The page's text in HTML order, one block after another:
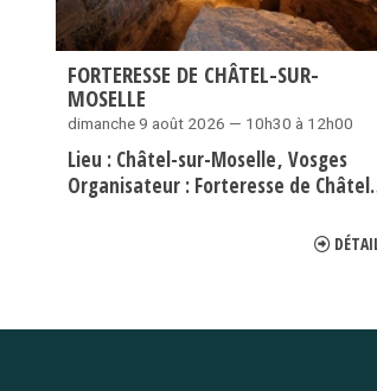
FORTERESSE DE CHÂTEL-SUR-
MOSELLE
dimanche 9 août 2026 — 10h30 à 12h00
Lieu : Châtel-sur-Moselle Vosges
Organisateur : Forteresse de Châtel-sur-Moselle